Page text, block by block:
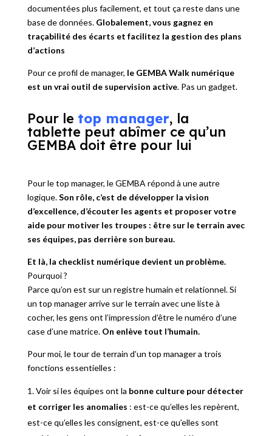
documentées plus facilement, et tout ça reste dans une
base de données.Globalement, vous gagnez en
traçabilité des écarts et facilitez la gestion des plans
d’actions
Pour ce profil de manager, le GEMBA Walk numérique
est un vrai outil de supervision active. Pas un gadget.
Pour le top manager, la
tablette peut abîmer ce qu’un
GEMBA doit être pour lui
Pour le top manager, le GEMBA répond à une autre
logique.Son rôle, c’est de développer la vision
d’excellence, d’écouter les agents et proposer votre
aide pour motiver les troupes : être sur le terrain avec
ses équipes, pas derrière son bureau.
Et là, la checklist numérique devient un problème.
Pourquoi ?
Parce qu’on est sur un registre humain et relationnel. Si
un top manager arrive sur le terrain avec une liste à
cocher, les gens ont l’impression d’être le numéro d’une
case d’une matrice. On enlève tout l’humain.
Pour moi, le tour de terrain d’un top manager a trois
fonctions essentielles :
Voir si les équipes ont la bonne culture pour détecter
et corriger les anomalies : est-ce qu’elles les repèrent,
est-ce qu’elles les consignent, est-ce qu’elles sont